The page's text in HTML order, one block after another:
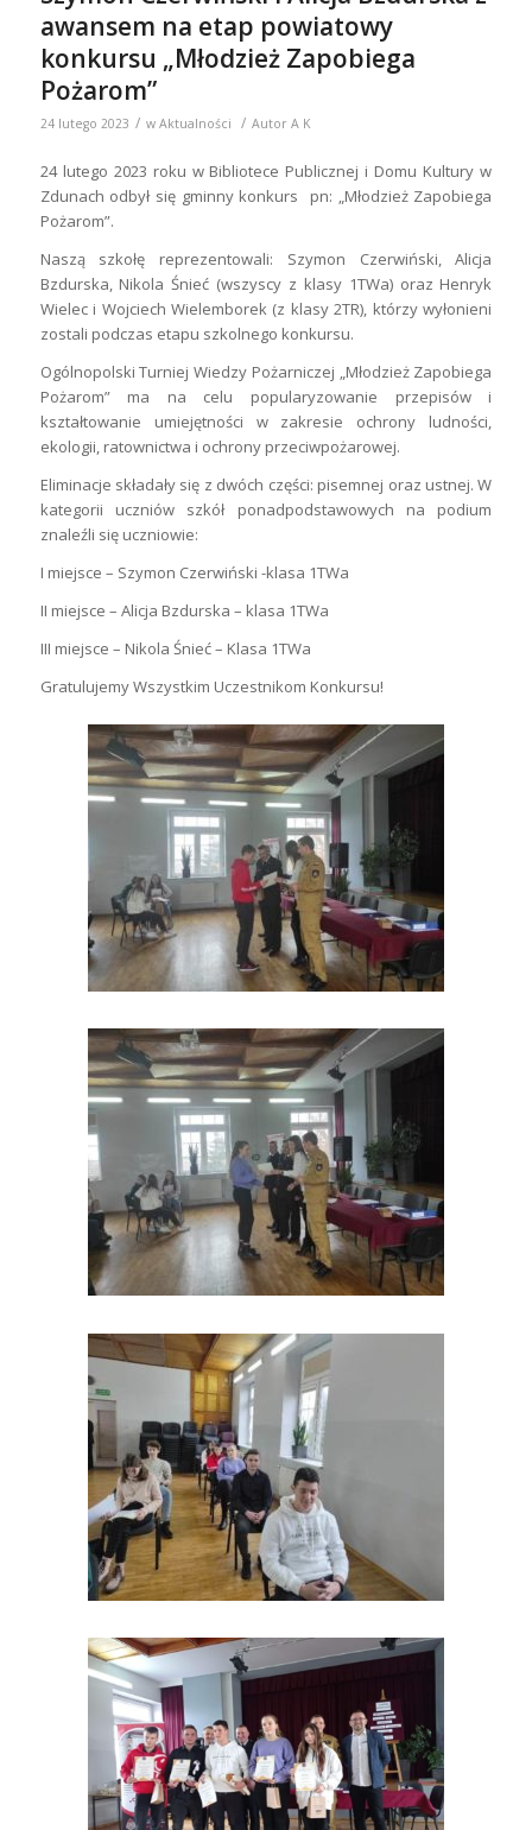
awansem na etap powiatowy
konkursu „Młodzież Zapobiega
Pożarom”
24 lutego 2023 / w Aktualności / Autor A K
24 lutego 2023 roku w Bibliotece Publicznej i Domu Kultury w
Zdunach odbył się gminny konkurs pn: „Młodzież Zapobiega
Pożarom”.
Naszą szkołę reprezentowali: Szymon Czerwiński, Alicja
Bzdurska, Nikola Śnieć (wszyscy z klasy 1TWa) oraz Henryk
Wielec i Wojciech Wielemborek (z klasy 2TR), którzy wyłonieni
zostali podczas etapu szkolnego konkursu.
Ogólnopolski Turniej Wiedzy Pożarniczej „Młodzież Zapobiega
Pożarom” ma na celu popularyzowanie przepisów i
kształtowanie umiejętności w zakresie ochrony ludności,
ekologii, ratownictwa i ochrony przeciwpożarowej.
Eliminacje składały się z dwóch części: pisemnej oraz ustnej. W
kategorii uczniów szkół ponadpodstawowych na podium
znaleźli się uczniowie:
I miejsce – Szymon Czerwiński -klasa 1TWa
II miejsce – Alicja Bzdurska – klasa 1TWa
III miejsce – Nikola Śnieć – Klasa 1TWa
Gratulujemy Wszystkim Uczestnikom Konkursu!